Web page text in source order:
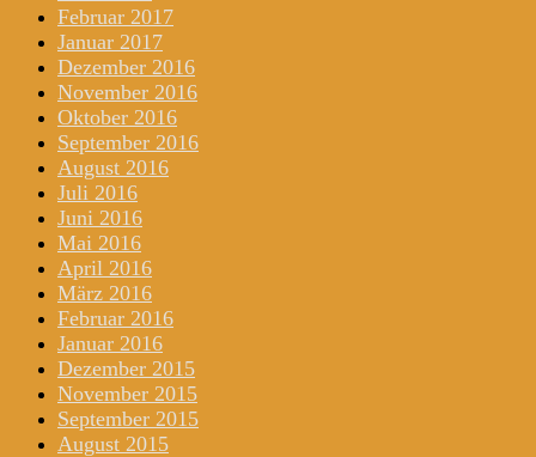
Februar 2017
Januar 2017
Dezember 2016
November 2016
Oktober 2016
September 2016
August 2016
Juli 2016
Juni 2016
Mai 2016
April 2016
März 2016
Februar 2016
Januar 2016
Dezember 2015
November 2015
September 2015
August 2015